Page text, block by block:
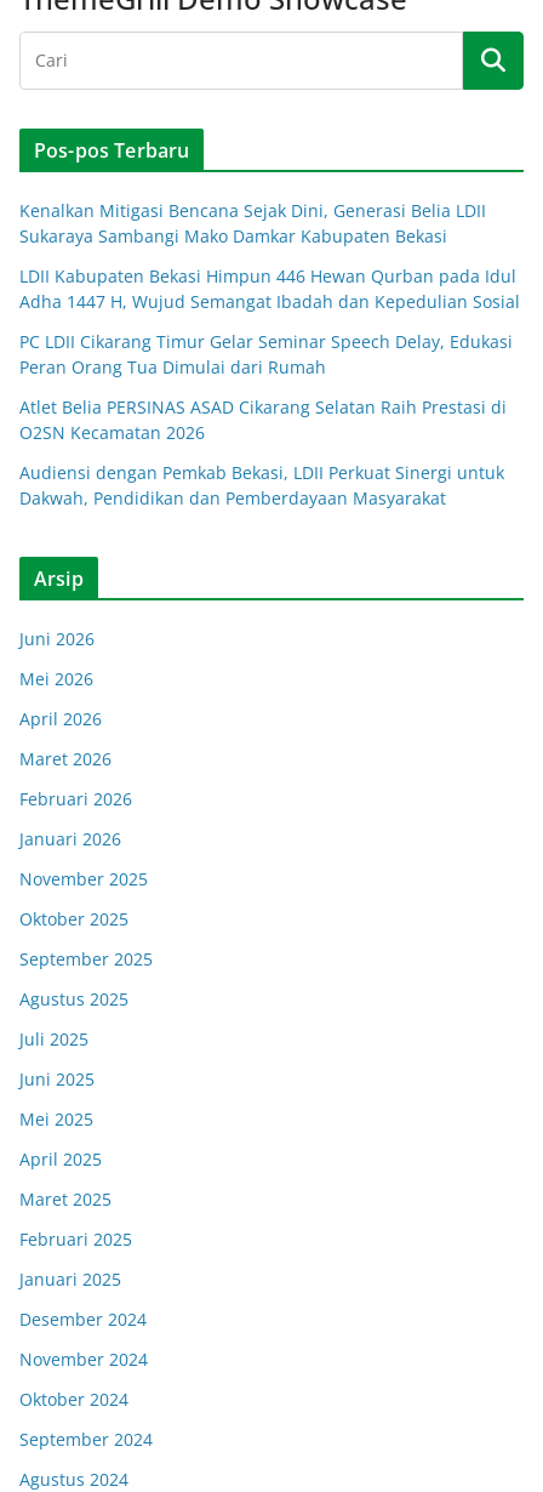
Pos-pos Terbaru
Kenalkan Mitigasi Bencana Sejak Dini, Generasi Belia LDII
Sukaraya Sambangi Mako Damkar Kabupaten Bekasi
LDII Kabupaten Bekasi Himpun 446 Hewan Qurban pada Idul
Adha 1447 H, Wujud Semangat Ibadah dan Kepedulian Sosial
PC LDII Cikarang Timur Gelar Seminar Speech Delay, Edukasi
Peran Orang Tua Dimulai dari Rumah
Atlet Belia PERSINAS ASAD Cikarang Selatan Raih Prestasi di
O2SN Kecamatan 2026
Audiensi dengan Pemkab Bekasi, LDII Perkuat Sinergi untuk
Dakwah, Pendidikan dan Pemberdayaan Masyarakat
Arsip
Juni 2026
Mei 2026
April 2026
Maret 2026
Februari 2026
Januari 2026
November 2025
Oktober 2025
September 2025
Agustus 2025
Juli 2025
Juni 2025
Mei 2025
April 2025
Maret 2025
Februari 2025
Januari 2025
Desember 2024
November 2024
Oktober 2024
September 2024
Agustus 2024